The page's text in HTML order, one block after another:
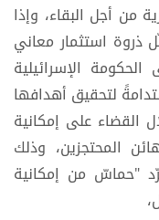
من أجل البقاء، وإذا
استثمار معاني
الإسرائيلية
لتحقيق أهدافها
القضاء على إمكانية
المحتجزين، وذلك
"حماسّ من إمكانية